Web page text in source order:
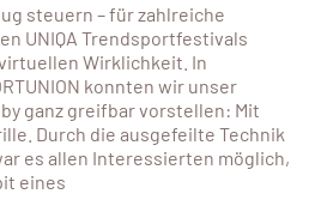
steuern – für zahlreiche
UNIQA Trendsportfestivals
Wirklichkeit. In
konnten wir unser
ganz greifbar vorstellen: Mit
Durch die ausgefeilte Technik
es allen Interessierten möglich,
eines